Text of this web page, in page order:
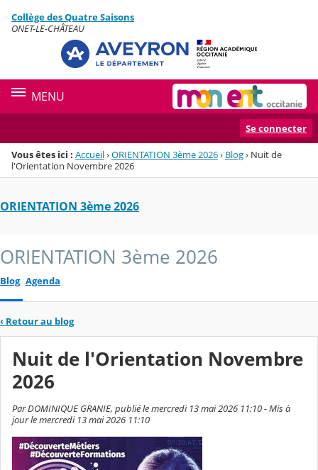
Menu de la rubrique
Contenu
Collège des Quatre Saisons
ONET-LE-CHÂTEAU
MENU
Se connecter
Vous êtes ici : Accueil›ORIENTATION 3ème 2026› Blog› Nuit de
l'Orientation Novembre 2026
ORIENTATION 3ème 2026
ORIENTATION 3ème 2026
Blog Agenda
‹ Retour au blog
Nuit de l'Orientation Novembre
2026
Par DOMINIQUE GRANIE, publié le mercredi 13 mai 2026 11:10 - Mis à
jour le mercredi 13 mai 2026 11:10